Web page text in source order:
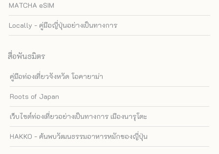
MATCHA eSIM
Locally - คู่มือญี่ปุ่นอย่างเป็นทางการ
สื่อพันธมิตร
คู่มือท่องเที่ยวจังหวัด โอคายาม่า
Roots of Japan
เว็บไซต์ท่องเที่ยวอย่างเป็นทางการ เมืองนารุโตะ
HAKKO - ค้นพบวัฒนธรรมอาหารหมักของญี่ปุ่น